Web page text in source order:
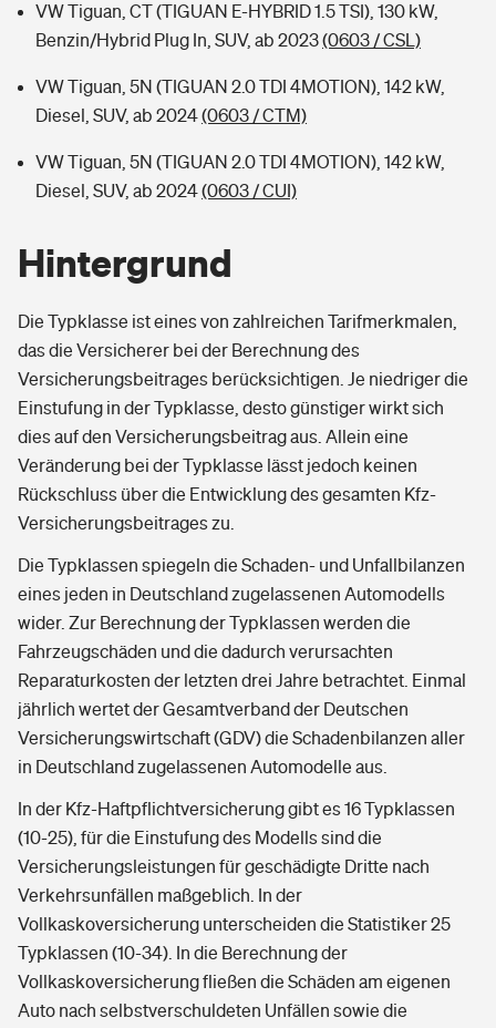
VW Tiguan, CT (TIGUAN E-HYBRID 1.5 TSI), 130 kW,
Benzin/Hybrid Plug In, SUV, ab 2023(0603 / CSL)
VW Tiguan, 5N (TIGUAN 2.0 TDI 4MOTION), 142 kW,
Diesel, SUV, ab 2024(0603 / CTM)
VW Tiguan, 5N (TIGUAN 2.0 TDI 4MOTION), 142 kW,
Diesel, SUV, ab 2024(0603 / CUI)
Hintergrund
Die Typklasse ist eines von zahlreichen Tarifmerkmalen,
das die Versicherer bei der Berechnung des
Versicherungsbeitrages berücksichtigen. Je niedriger die
Einstufung in der Typklasse, desto günstiger wirkt sich
dies auf den Versicherungsbeitrag aus. Allein eine
Veränderung bei der Typklasse lässt jedoch keinen
Rückschluss über die Entwicklung des gesamten Kfz-
Versicherungsbeitrages zu.
Die Typklassen spiegeln die Schaden- und Unfallbilanzen
eines jeden in Deutschland zugelassenen Automodells
wider. Zur Berechnung der Typklassen werden die
Fahrzeugschäden und die dadurch verursachten
Reparaturkosten der letzten drei Jahre betrachtet. Einmal
jährlich wertet der Gesamtverband der Deutschen
Versicherungswirtschaft (GDV) die Schadenbilanzen aller
in Deutschland zugelassenen Automodelle aus.
In der Kfz-Haftpflichtversicherung gibt es 16 Typklassen
(10-25), für die Einstufung des Modells sind die
Versicherungsleistungen für geschädigte Dritte nach
Verkehrsunfällen maßgeblich. In der
Vollkaskoversicherung unterscheiden die Statistiker 25
Typklassen (10-34). In die Berechnung der
Vollkaskoversicherung fließen die Schäden am eigenen
Auto nach selbstverschuldeten Unfällen sowie die